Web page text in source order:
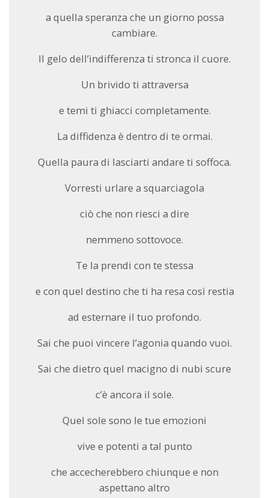
a quella speranza che un giorno possa
cambiare.
Il gelo dell’indifferenza ti stronca il cuore.
Un brivido ti attraversa
e temi ti ghiacci completamente.
La diffidenza è dentro di te ormai.
Quella paura di lasciarti andare ti soffoca.
Vorresti urlare a squarciagola
ciò che non riesci a dire
nemmeno sottovoce.
Te la prendi con te stessa
e con quel destino che ti ha resa così restia
ad esternare il tuo profondo.
Sai che puoi vincere l’agonia quando vuoi.
Sai che dietro quel macigno di nubi scure
c’è ancora il sole.
Quel sole sono le tue emozioni
vive e potenti a tal punto
che accecherebbero chiunque e non
aspettano altro